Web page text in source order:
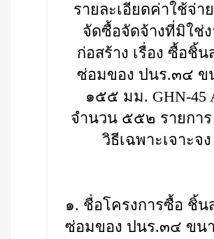
รายละเอียดค่าใช้จ่า
จัดซื้อจัดจ้างที่มิใช่
ก่อสร้าง เรื่อง ซื้อชิ้น
ซ่อมของ ปนร.๓๔ ข
๑๕๕ มม. GHN-45
จำนวน ๕๕๒ รายการ
วิธีเฉพาะเจาะจง
๑. ชื่อโครงการซื้อ ชิ้น
ซ่อมของ ปนร.๓๔ ขน